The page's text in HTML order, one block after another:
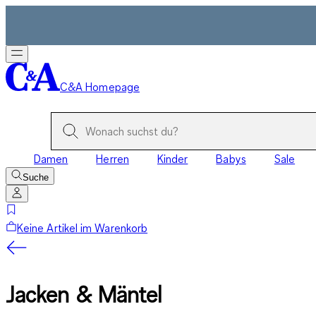
C&A Homepage
Damen Herren Kinder Babys Sale
Suche
Keine Artikel im Warenkorb
Jacken & Mäntel